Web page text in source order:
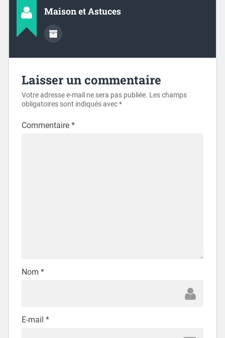
Maison et Astuces
Laisser un commentaire
Votre adresse e-mail ne sera pas publiée. Les champs
obligatoires sont indiqués avec*
Commentaire *
Nom *
E-mail *